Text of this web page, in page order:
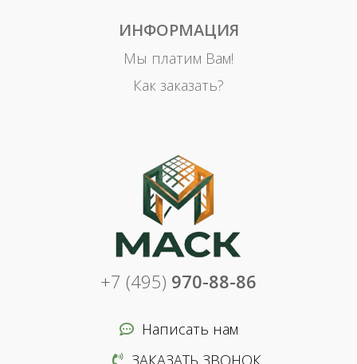
ИНФОРМАЦИЯ
Мы платим Вам!
Как заказать?
+7 (495) 970-88-86
Написать нам